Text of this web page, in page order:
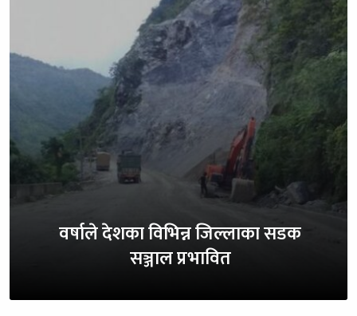
वर्षाले देशका विभिन्न जिल्लाका सडक
सञ्जाल प्रभावित